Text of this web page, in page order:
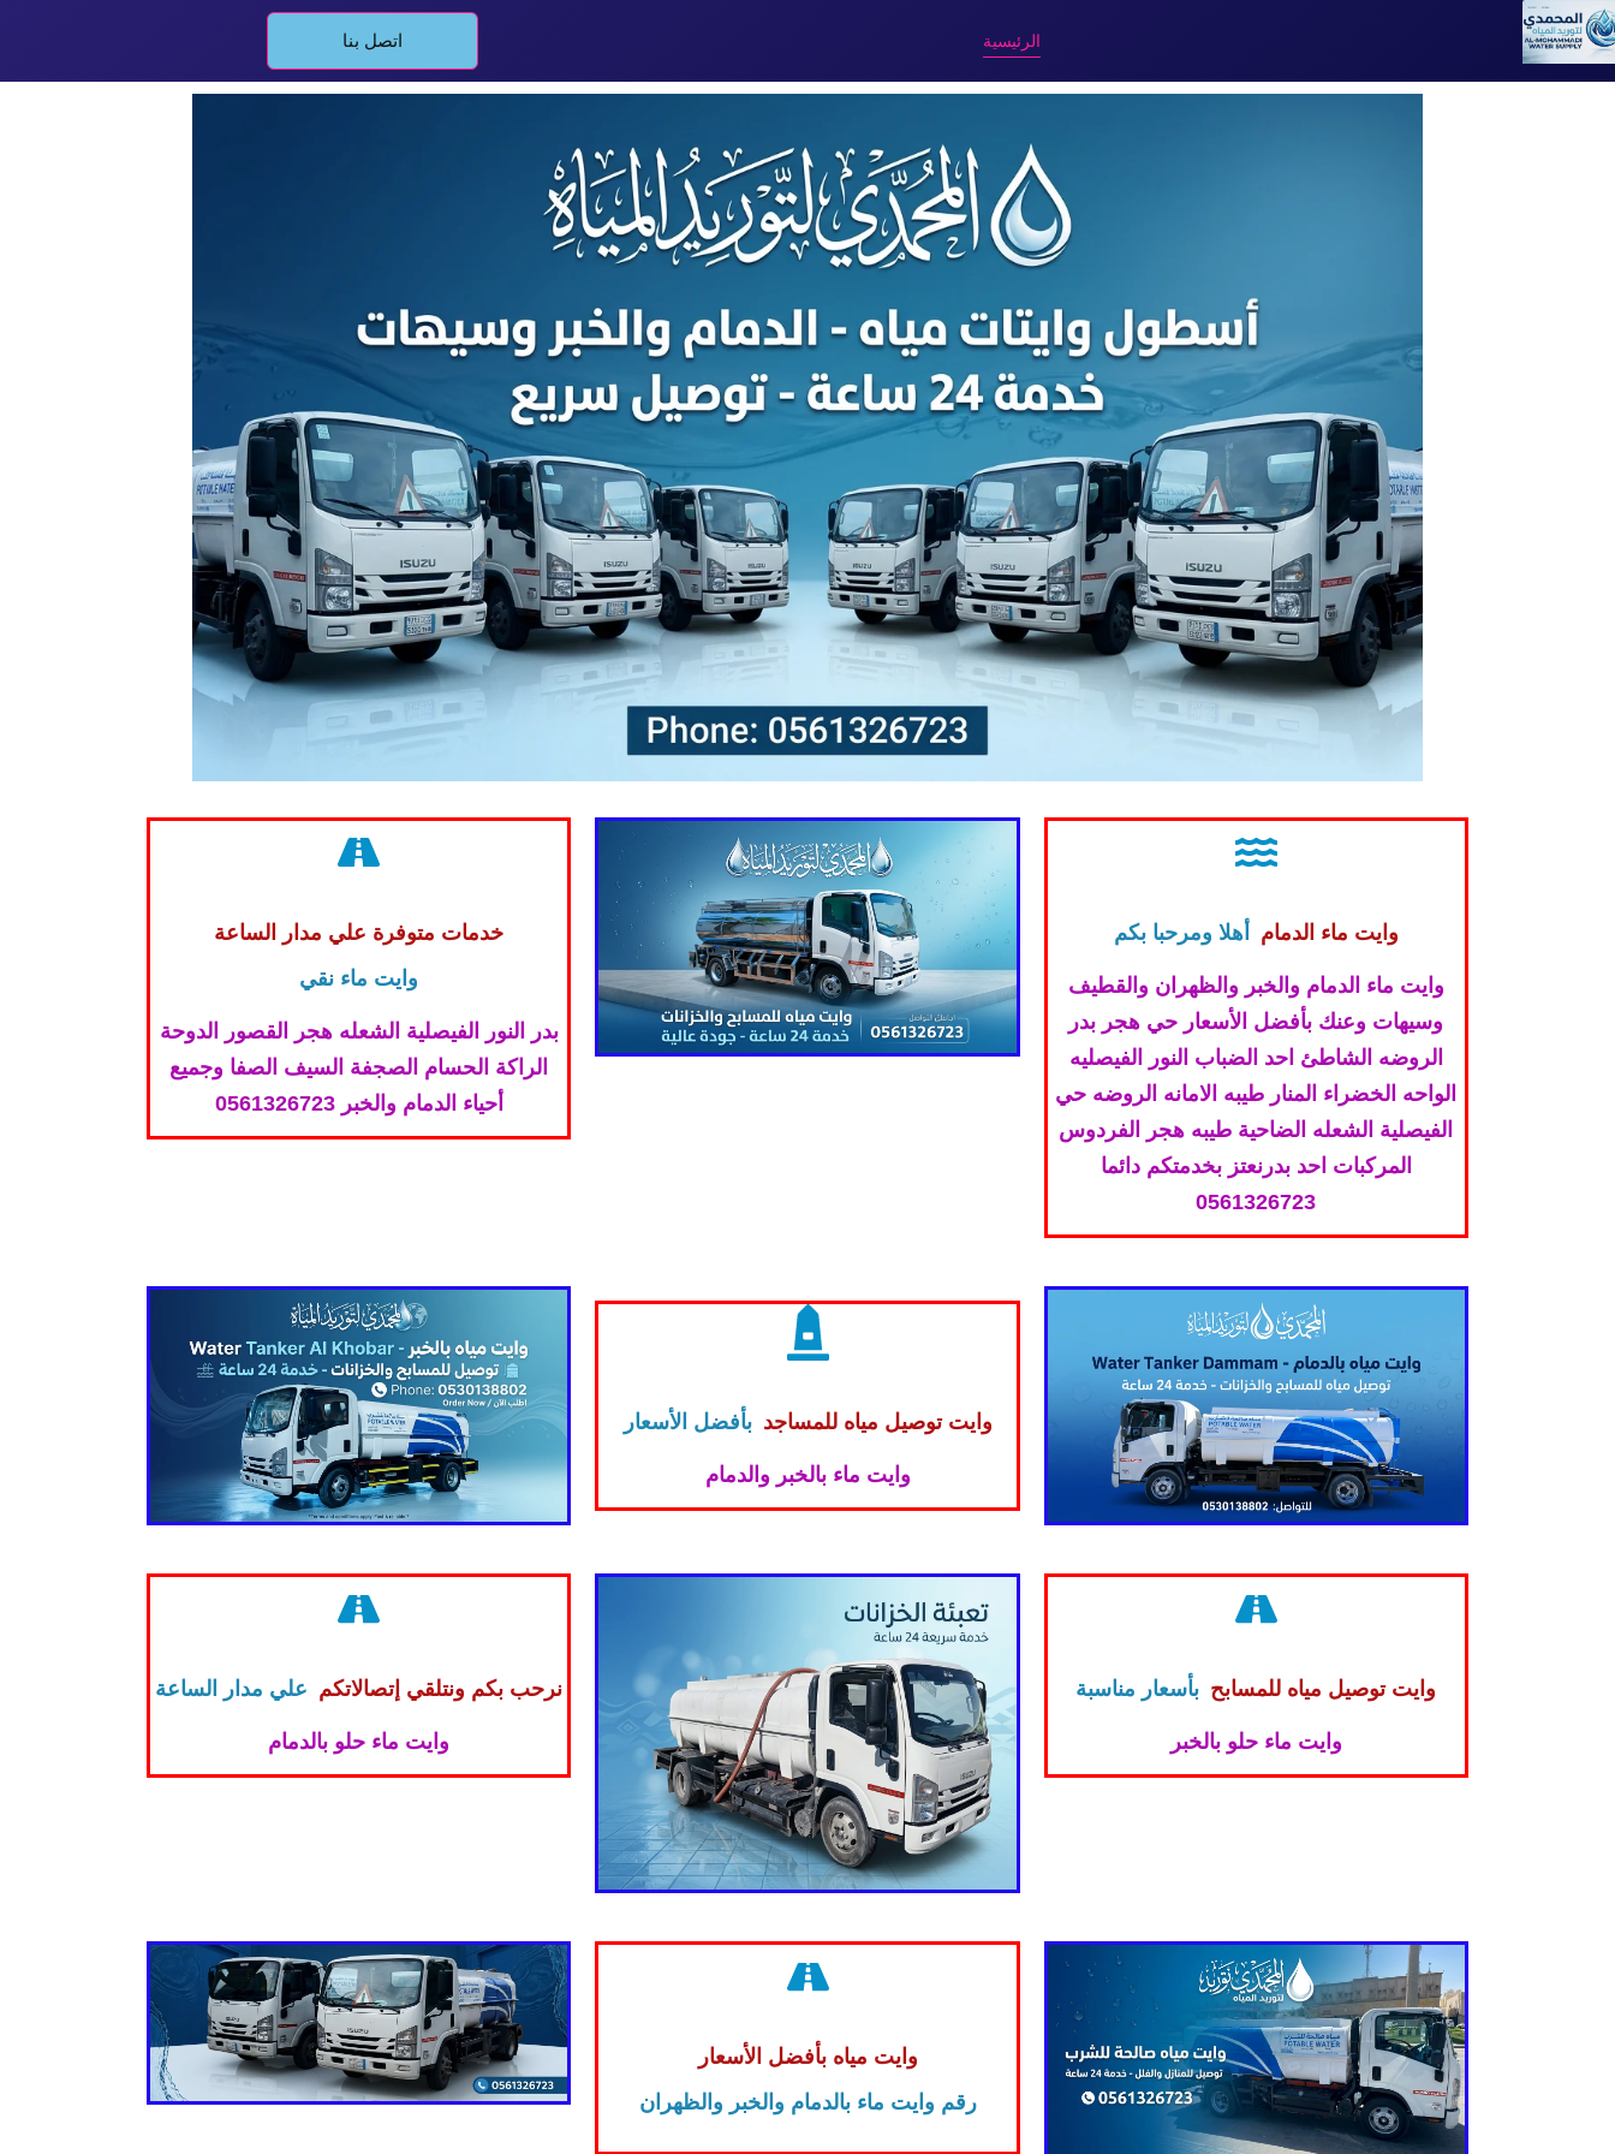
تخطى
الرئيسية اتصل بنا
وايت ماء الدمام أهلا ومرحبا بكم
وايت ماء الدمام والخبر والظهران والقطيف
وسيهات وعنك بأفضل الأسعار حي هجر بدر
الروضه الشاطئ احد الضباب النور الفيصليه
الواحه الخضراء المنار طيبه الامانه الروضه حي
الفيصلية الشعله الضاحية طيبه هجر الفردوس
المركبات احد بدرنعتز بخدمتكم دائما
0561326723
خدمات متوفرة علي مدار الساعة
وايت ماء نقي
بدر النور الفيصلية الشعله هجر القصور الدوحة
الراكة الحسام الصجفة السيف الصفا وجميع
أحياء الدمام والخبر 0561326723
وايت توصيل مياه للمساجد بأفضل الأسعار
وايت ماء بالخبر والدمام
وايت توصيل مياه للمسابح بأسعار مناسبة
وايت ماء حلو بالخبر
نرحب بكم ونتلقي إتصالاتكم علي مدار الساعة
وايت ماء حلو بالدمام
وايت مياه بأفضل الأسعار
رقم وايت ماء بالدمام والخبر والظهران